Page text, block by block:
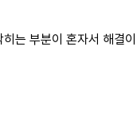
는 부분이 혼자서 해결